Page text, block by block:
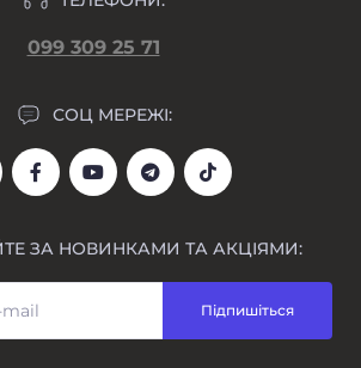
099 309 25 71
СОЦ МЕРЕЖІ:
ЗА НОВИНКАМИ ТА АКЦІЯМИ:
Підпишіться